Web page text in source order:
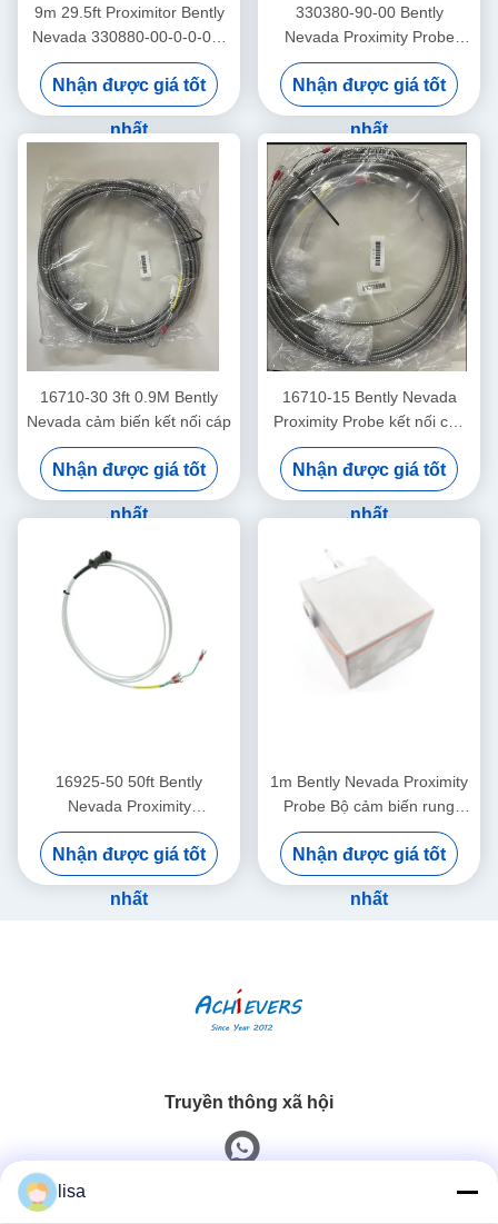
9m 29.5ft Proximitor Bently
Nevada 330880-00-0-0-03-
02 PROXPAC Proximity
Transducer Assembly
Nhận được giá tốt
nhất
330380-90-00 Bently
Nevada Proximity Probe
3300 XL High Temperature
Proximitor Sensor
Nhận được giá tốt
nhất
16710-30 3ft 0.9M Bently
Nevada cảm biến kết nối cáp
Nhận được giá tốt
nhất
16710-15 Bently Nevada
Proximity Probe kết nối cáp
với áo giáp -15 - C
Nhận được giá tốt
nhất
16925-50 50ft Bently
Nevada Proximity
Interconnect Cable Không có
áo giáp
Nhận được giá tốt
nhất
1m Bently Nevada Proximity
Probe Bộ cảm biến rung
động hai lần 26530-12-10-
00-000-309-00-03-01
Nhận được giá tốt
nhất
Truyền thông xã hội
lisa